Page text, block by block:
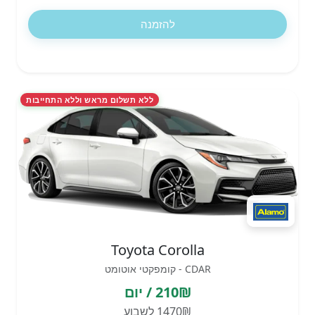
להזמנה
ללא תשלום מראש וללא התחייבות
Toyota Corolla
CDAR - קומפקטי אוטומט
210₪ / יום
1470₪ לשבוע